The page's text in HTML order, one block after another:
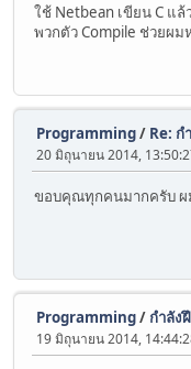
ใช้ Netbean เขียน C แ
พวกตัว Compile ช่วยผ
Programming/ Re: ก
20 มิถุนายน 2014,
ขอบคุณทุกคนมากครับ ผ
Programming/ กำลัง
19 มิถุนายน 2014,